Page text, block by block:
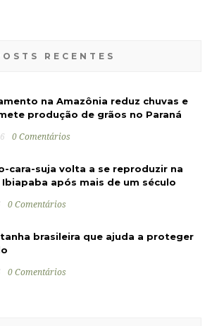
RECENTES
na Amazônia reduz chuvas e
produção de grãos no Paraná
0 Comentários
cara-suja volta a se reproduzir na
Ibiapaba após mais de um século
0 Comentários
brasileira que ajuda a proteger
0 Comentários